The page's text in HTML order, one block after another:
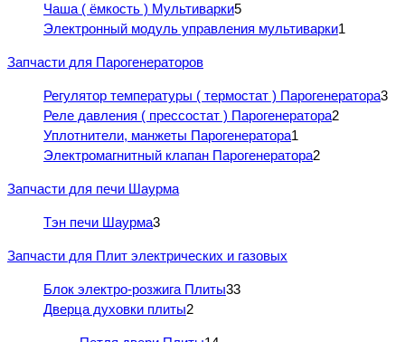
Чаша ( ёмкость ) Мультиварки5
Электронный модуль управления мультиварки1
Запчасти для Парогенераторов
Регулятор температуры ( термостат ) Парогенератора3
Реле давления ( прессостат ) Парогенератора2
Уплотнители, манжеты Парогенератора1
Электромагнитный клапан Парогенератора2
Запчасти для печи Шаурма
Тэн печи Шаурма3
Запчасти для Плит электрических и газовых
Блок электро-розжига Плиты33
Дверца духовки плиты2